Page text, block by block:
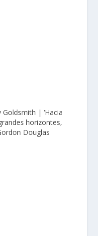
Goldsmith | ‘Hacia
horizontes,
Douglas